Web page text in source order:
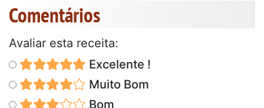
Comentários
Avaliar esta receita:
Excelente !
Muito Bom
Bom